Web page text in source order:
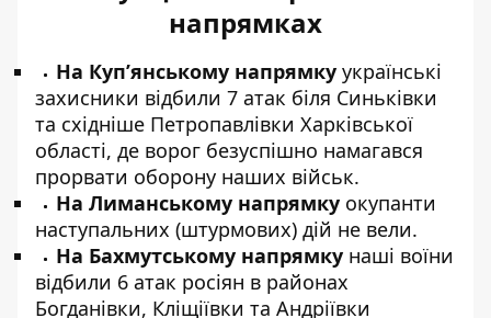
напрямках
На Куп’янському напрямку українські
захисники відбили 7 атак біля Синьківки
та східніше Петропавлівки Харківської
області, де ворог безуспішно намагався
прорвати оборону наших військ.
На Лиманському напрямку окупанти
наступальних (штурмових) дій не вели.
На Бахмутському напрямку наші воїни
відбили 6 атак росіян в районах
Богданівки, Кліщіївки та Андріївки